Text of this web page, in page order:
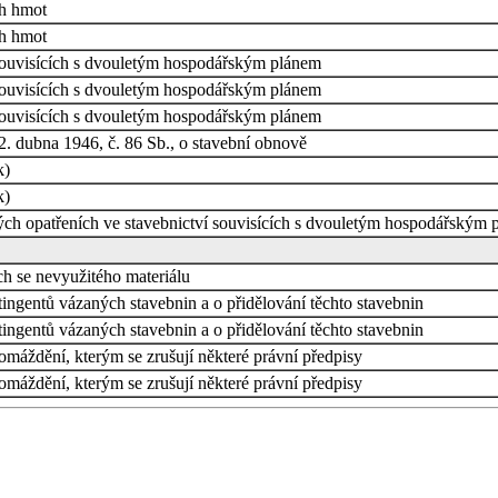
hmot
hmot
s dvouletým hospodářským plánem
s dvouletým hospodářským plánem
s dvouletým hospodářským plánem
dubna 1946, č. 86 Sb., o stavební obnově
opatřeních ve stavebnictví souvisících s dvouletým hospodářským
se nevyužitého materiálu
vázaných stavebnin a o přidělování těchto stavebnin
vázaných stavebnin a o přidělování těchto stavebnin
kterým se zrušují některé právní předpisy
kterým se zrušují některé právní předpisy